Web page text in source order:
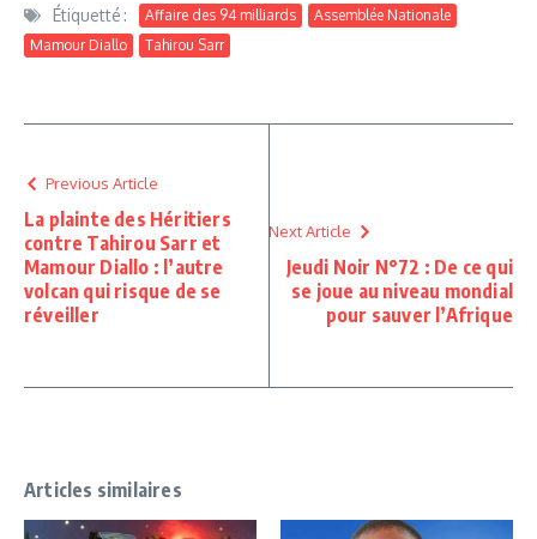
Étiquetté : Affaire des 94 milliards
Assemblée Nationale
Mamour Diallo
Tahirou Sarr
Previous Article
La plainte des Héritiers
contre Tahirou Sarr et
Mamour Diallo : l’autre
volcan qui risque de se
réveiller
Next Article
Jeudi Noir N°72 : De ce qui
se joue au niveau mondial
pour sauver l’Afrique
Articles similaires